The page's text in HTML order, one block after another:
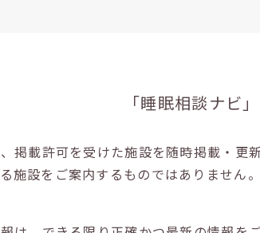
「睡眠相談ナビ
掲載許可を受けた施設を随時掲載・
る施設をご案内するものではありませ